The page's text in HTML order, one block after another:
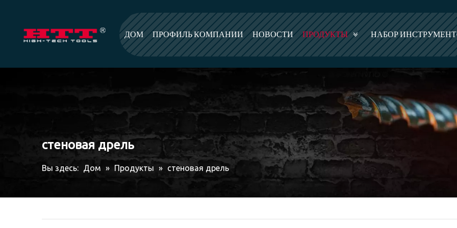
ДОМ ПРОФИЛЬ КОМПАНИИ НОВОСТИ ПРОДУКТЫ НАБОР
стеновая дрель
Вы здесь: Дом » Продукты » стеновая дрель